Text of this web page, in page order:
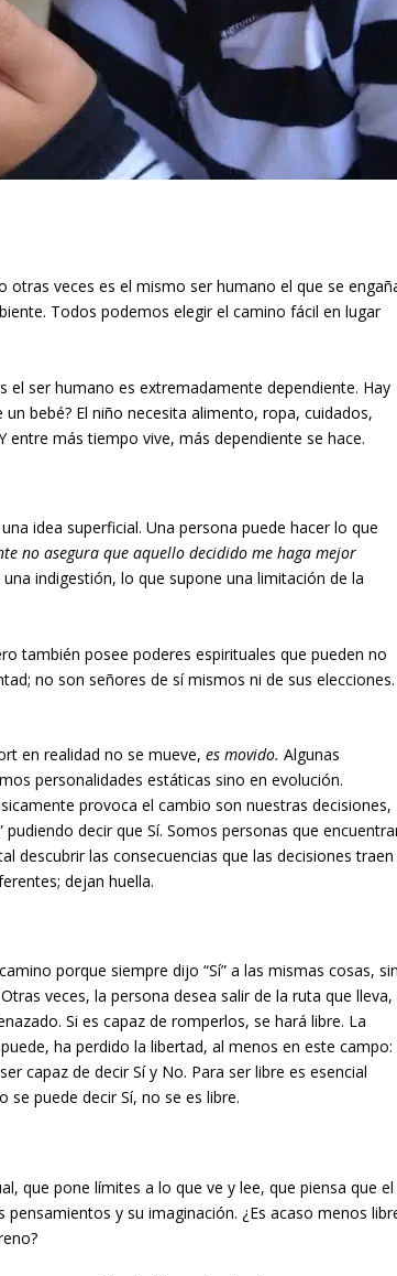
otras veces es el mismo ser humano el que se
Todos podemos elegir el camino fácil en lugar
el ser humano es extremadamente dependiente. Hay
bebé? El niño necesita alimento, ropa, cuidados,
más tiempo vive, más dependiente se hace.
idea superficial. Una persona puede hacer lo que
no asegura que aquello decidido me haga mejor
indigestión, lo que supone una limitación de la
también posee poderes espirituales que pueden no
no son señores de sí mismos ni de sus elecciones.
en realidad no se mueve,es movido. Algunas
personalidades estáticas sino en evolución.
provoca el cambio son nuestras decisiones,
decir que Sí. Somos personas que
descubrir las consecuencias que las decisiones traen
dejan huella.
porque siempre dijo “Sí” a las mismas cosas,
veces, la persona desea salir de la ruta que lleva,
Si es capaz de romperlos, se hará libre. La
ha perdido la libertad, al menos en este campo:
capaz de decir Sí y No. Para ser libre es esencial
puede decir Sí, no se es libre.
que pone límites a lo que ve y lee, que piensa que el
y su imaginación. ¿Es acaso menos